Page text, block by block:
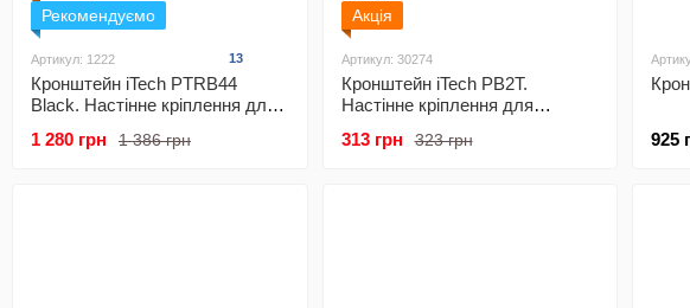
Рекомендуємо
Артикул: 1222 13
Кронштейн iTech PTRB44
Black. Настінне кріплення для
1 386 грн
1 280 грн
Акція
Артикул: 30274
Кронштейн iTech PB2T.
Настінне кріплення для
323 грн
313 грн 925